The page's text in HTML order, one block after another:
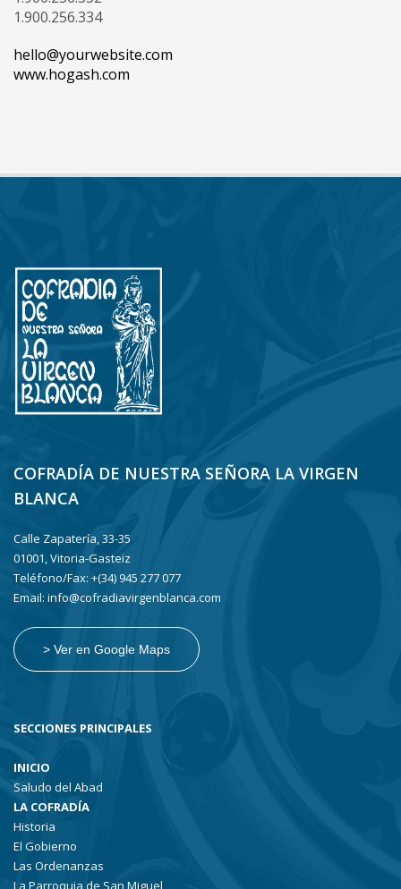
1.900.256.334
hello@yourwebsite.com
www.hogash.com
COFRADÍA DE NUESTRA SEÑORA LA VIRGEN
BLANCA
Calle Zapatería, 33-35
01001, Vitoria-Gasteiz
Teléfono/Fax: +(34) 945 277 077
Email: info@cofradiavirgenblanca.com
> Ver en Google Maps
SECCIONES PRINCIPALES
INICIO
Saludo del Abad
LA COFRADÍA
Historia
El Gobierno
Las Ordenanzas
La Parroquia de San Miguel